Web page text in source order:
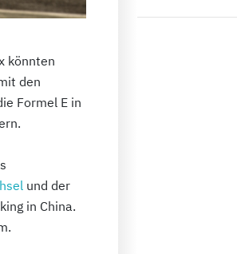
könnten
den
Formel E in
und der
in China.